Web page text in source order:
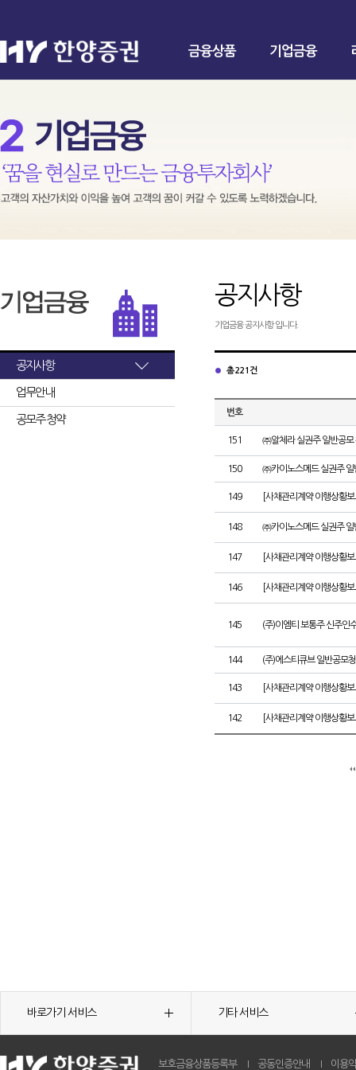
금융상품 기업금융
공지사항
업무안내
공모주 청약
공지사항
기업금융 공지사항 입니다.
총 221건
번호
151 ㈜알체라 실권주 일반공모
150 ㈜카이노스메드 실권주 일
149 [사채관리계약 이행상황
148 ㈜카이노스메드 실권주 일
147 [사채관리계약 이행상황
146 [사채관리계약 이행상황
145 (주)이엠티 보통주 신주인
144 (주)에스티큐브 일반공모
143 [사채관리계약 이행상황
142 [사채관리계약 이행상황
바로가기 서비스 기타 서비스
보호금융상품등록부 공동인증안내 이용